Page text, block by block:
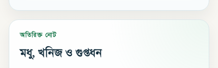
অতিরিক্ত নোট
মধু, খনিজ ও গুপ্তধন